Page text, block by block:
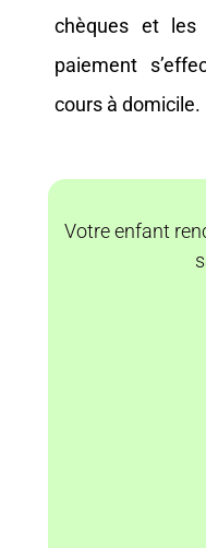
chèques et les
paiement
cours à domicile.
Votre enfant